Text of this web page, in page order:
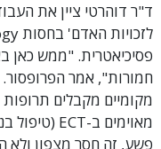
ד"ר דוהרטי ציין את
פסיכיאטרית. "ממש כאן
חמורות", אמר הפרופסור.
מקומיים מקבלים
פשע, זה חסר מצפון ולא